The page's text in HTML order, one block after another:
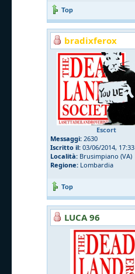
Top
bradixferox
Escort
Messaggi: 2630
Iscritto il: 03/06/2014, 17:33
Località: Brusimpiano (VA)
Regione: Lombardia
Top
LUCA 96